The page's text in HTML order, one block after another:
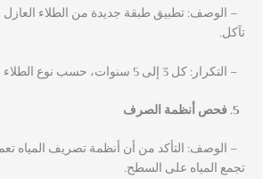
– الوصف: تطبيق طبقة جديدة من الطلاء العازل
تآكل.
– التكرار: كل 3 إلى 5 سنوات، حسب نوع الطلاء وظروف المناخ.
فحص أنظمة الصرف
– الوصف: التأكد من أن أنظمة تصريف المياه
تجمع المياه على السطح.